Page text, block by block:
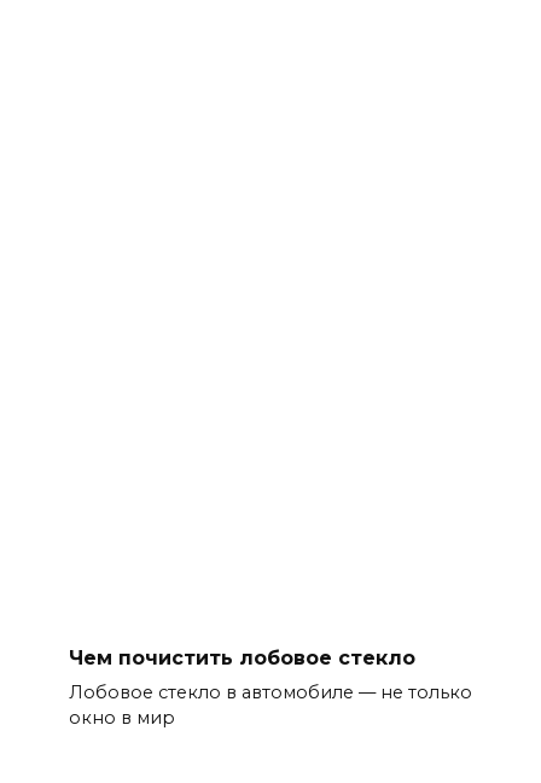
Чем почистить лобовое стекло
Лобовое стекло в автомобиле — не только
окно в мир